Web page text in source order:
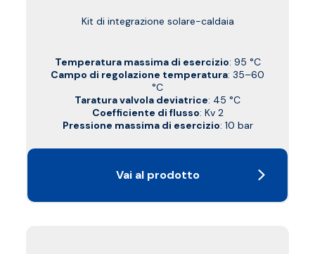
Kit di integrazione solare-caldaia
Temperatura massima di esercizio: 95 °C
Campo di regolazione temperatura: 35–60
°C
Taratura valvola deviatrice: 45 °C
Coefficiente di flusso: Kv 2
Pressione massima di esercizio: 10 bar
Vai al prodotto